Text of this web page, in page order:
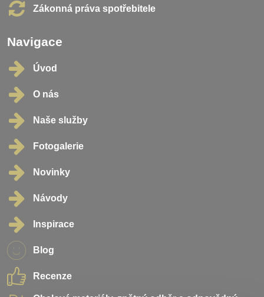
Zákonná práva spotřebitele
Navigace
Úvod
O nás
Naše služby
Fotogalerie
Novinky
Návody
Inspirace
Blog
Recenze